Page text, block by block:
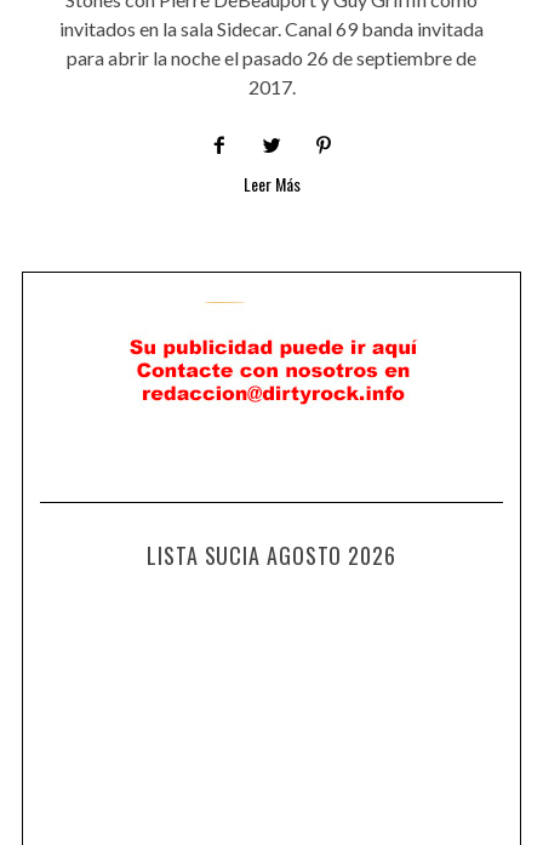
invitados en la sala Sidecar. Canal 69 banda invitada
para abrir la noche el pasado 26 de septiembre de
2017.
Leer Más
LISTA SUCIA AGOSTO 2026